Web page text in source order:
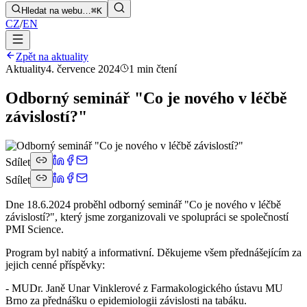
Hledat na webu…⌘K
CZ/EN
Zpět na aktuality
Aktuality4. července 2024 1 min čtení
Odborný seminář "Co je nového v léčbě
závislostí?"
Sdílet
Sdílet
Dne 18.6.2024 proběhl odborný seminář "Co je nového v léčbě
závislostí?", který jsme zorganizovali ve spolupráci se společností
PMI Science.
Program byl nabitý a informativní. Děkujeme všem přednášejícím za
jejich cenné příspěvky:
- MUDr. Janě Unar Vinklerové z Farmakologického ústavu MU
Brno za přednášku o epidemiologii závislosti na tabáku.